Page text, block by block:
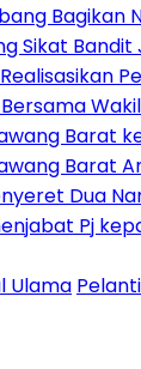
Bagikan
Sikat
Barat
Barat
Dua
Pj
Ulama